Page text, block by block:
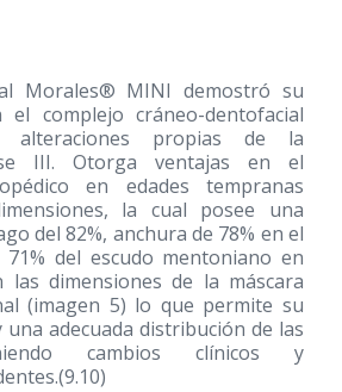
Morales® MINI demostró su
el complejo cráneo-dentofacial
alteraciones propias de la
III. Otorga ventajas en el
en edades tempranas
la cual posee una
del 82%, anchura de 78% en el
del escudo mentoniano en
las dimensiones de la máscara
(imagen 5) lo que permite su
adecuada distribución de las
cambios clínicos y